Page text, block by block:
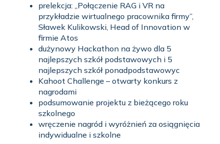
prelekcja: „Połączenie RAG i VR na
przykładzie wirtualnego pracownika firmy”,
Sławek Kulikowski, Head of Innovation w
firmie Atos
dużynowy Hackathon na żywo dla 5
najlepszych szkół podstawowych i 5
najlepszych szkół ponadpodstawowyc
Kahoot Challenge – otwarty konkurs z
nagrodami
podsumowanie projektu z bieżącego roku
szkolnego
wręczenie nagród i wyróżnień za osiągnięcia
indywidualne i szkolne